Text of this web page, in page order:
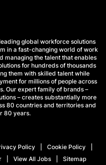
global workforce solutions
in a fast-changing world of work
managing the talent that enables
for hundreds of thousands
them with skilled talent while
for millions of people across
Our expert family of brands –
– creates substantially more
80 countries and territories and
80 years.
Policy Cookie Policy
View All Jobs Sitemap